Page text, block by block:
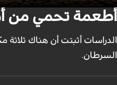
أطعمة تحمي من
الدراسات أثبتت أن هناك
السرطان.